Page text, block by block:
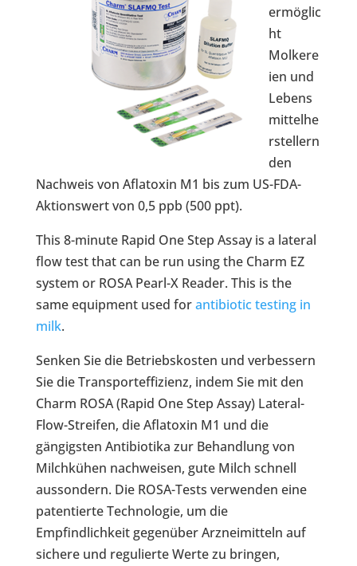
ermöglic
ht
Molkere
ien und
Lebens
mittelhe
rstellern
den
Nachweis von Aflatoxin M1 bis zum US-FDA-
Aktionswert von 0,5 ppb (500 ppt).
This 8-minute Rapid One Step Assay is a lateral
flow test that can be run using the Charm EZ
system or ROSA Pearl-X Reader. This is the
same equipment used forantibiotic testing in
milk.
Senken Sie die Betriebskosten und verbessern
Sie die Transporteffizienz, indem Sie mit den
Charm ROSA (Rapid One Step Assay) Lateral-
Flow-Streifen, die Aflatoxin M1 und die
gängigsten Antibiotika zur Behandlung von
Milchkühen nachweisen, gute Milch schnell
aussondern. Die ROSA-Tests verwenden eine
patentierte Technologie, um die
Empfindlichkeit gegenüber Arzneimitteln auf
sichere und regulierte Werte zu bringen,